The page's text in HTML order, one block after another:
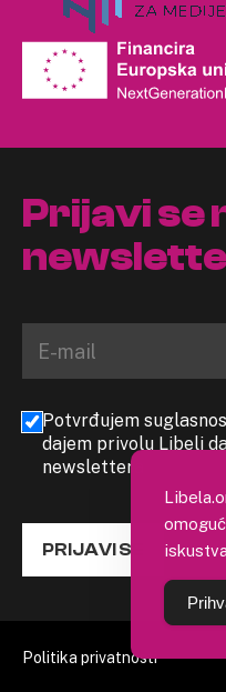
Prijavi se
Potvrđujem
dajem privolu Libeli
newslettera
PRIJAVI SE
Politika privatnosti